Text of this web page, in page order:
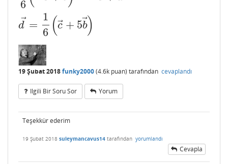
6
d⃗ =
1
6 (c ⃗+ 5b⃗
)
19 Şubat 2018funky2000(4.6k puan) tarafından cevaplandı
Ilgili Bir Soru Sor Yorum
Teşekkür ederim
19 Şubat 2018 suleymancavus14 tarafından yorumlandı
Cevapla